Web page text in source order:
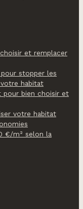
et remplacer
stopper les
habitat
pour bien choisir et
votre habitat
€/m² selon la